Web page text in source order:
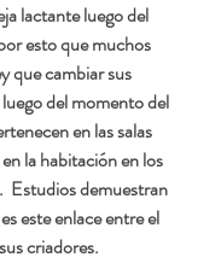
lactante luego del
esto que muchos
que cambiar sus
del momento del
en las salas
la habitación en los
Estudios demuestran
este enlace entre el
criadores.